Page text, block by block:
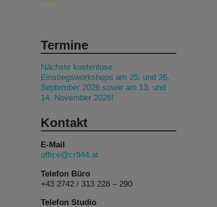
Termine
Nächste kostenlose
Einstiegsworkshops am 25. und 26.
September 2026 sowie am 13. und
14. November 2026!
Kontakt
E-Mail
office@cr944.at
Telefon Büro
+43 2742 / 313 228 – 290
Telefon Studio